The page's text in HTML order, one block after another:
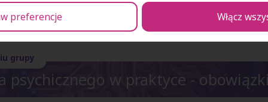
psychicznego w praktyce -
grupy
preferencje Włącz